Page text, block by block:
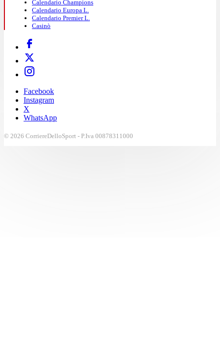
Calendario Champions
Calendario Europa L.
Calendario Premier L.
Casinò
Facebook
Instagram
X
WhatsApp
© 2026 CorriereDelloSport - P.Iva 00878311000